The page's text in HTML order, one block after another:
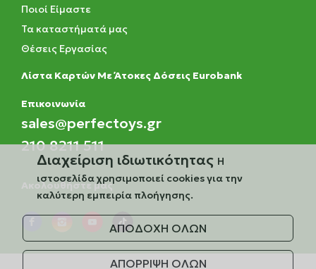
Ποιοί Είμαστε
Τα καταστήματά μας
Θέσεις Εργασίας
Λίστα Καρτών Με Άτοκες Δόσεις Eurobank
Eπικοινωνία
sales@perfectoys.gr
210 8211 511
Ακολουθήστε μας
Διαχείριση ιδιωτικότητας Η
ιστοσελίδα χρησιμοποιεί cookies για την
καλύτερη εμπειρία πλοήγησης.
ΑΠΟΔΟΧΗ ΟΛΩΝ
ΑΠΟΡΡΙΨΗ ΟΛΩΝ